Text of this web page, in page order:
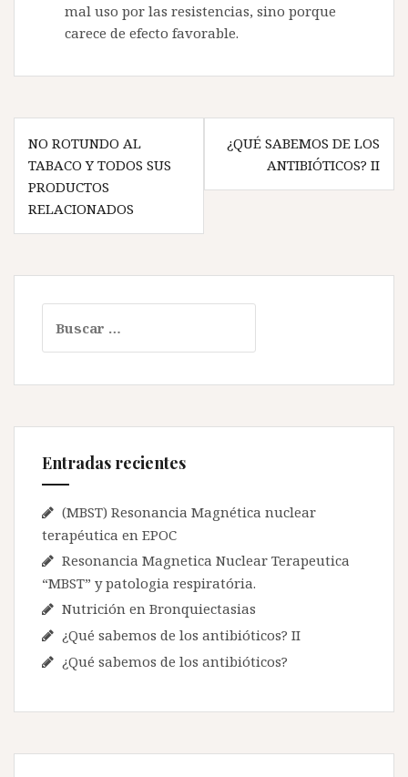
mal uso por las resistencias, sino porque
carece de efecto favorable.
N
e
g
ó
n
s
NO ROTUNDO AL
TABACO Y TODOS SUS
PRODUCTOS
RELACIONADOS
¿QUÉ SABEMOS DE LOS
ANTIBIÓTICOS? II
s
r
Entradas recientes
(MBST) Resonancia Magnética nuclear
terapéutica en EPOC
Resonancia Magnetica Nuclear Terapeutica
“MBST” y patologia respiratória.
Nutrición en Bronquiectasias
¿Qué sabemos de los antibióticos? II
¿Qué sabemos de los antibióticos?